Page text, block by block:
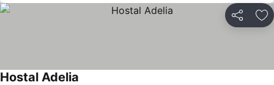
Partilhar
Hostal Adelia